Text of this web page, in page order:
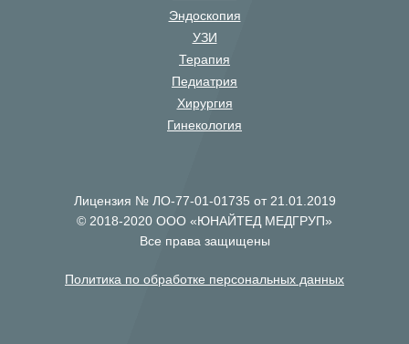
Эндоскопия
УЗИ
Терапия
Педиатрия
Хирургия
Гинекология
Лицензия № ЛО-77-01-01735 от 21.01.2019
© 2018-2020 ООО «ЮНАЙТЕД МЕДГРУП»
Все права защищены
Политика по обработке персональных данных